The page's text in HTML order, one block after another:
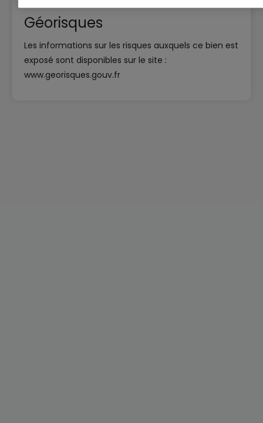
Géorisques
Les informations sur les risques auxquels ce bien est
exposé sont disponibles sur le site :
www.georisques.gouv.fr